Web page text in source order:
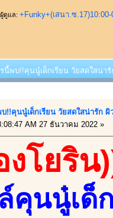
ดูแล: +Funky+(เสนา.ซ
นี้พบ!!คุนนู๋เด็กเรียน วัยสดใสน่า
!!คุนนู๋เด็กเรียน วัยสดใสน่ารัก
AM 27 ธันวาคม 2022 »
งโยริน
คุนนู๋เด็